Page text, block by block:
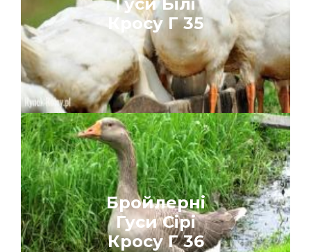
Кросу Г 35
Бройлерні
Гуси Сірі
КросуГ 36